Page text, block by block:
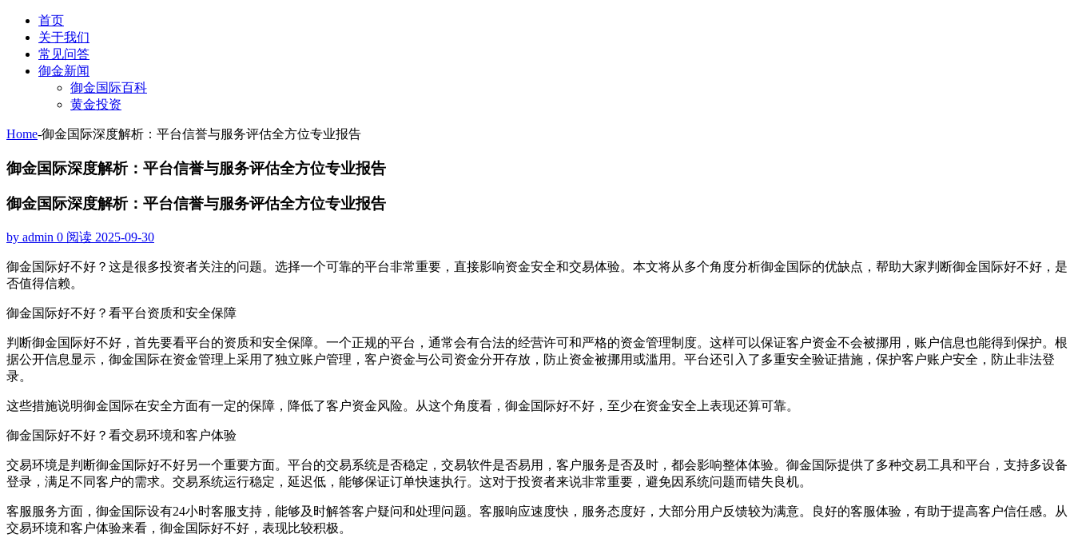
首页
关于我们
常见问答
御金新闻
御金国际百科
黄金投资
Home-御金国际深度解析：平台信誉与服务评估全方位专业报告
御金国际深度解析：平台信誉与服务评估全方位专业报告
御金国际深度解析：平台信誉与服务评估全方位专业报告
by admin 0 阅读 2025-09-30
御金国际好不好？这是很多投资者关注的问题。选择一个可靠的平台非常重要，直接影响资金安全和交易体验。本文将从多个角度分析御金国际的优缺点，帮助大家判断御金国际好不好，是
否值得信赖。
御金国际好不好？看平台资质和安全保障
判断御金国际好不好，首先要看平台的资质和安全保障。一个正规的平台，通常会有合法的经营许可和严格的资金管理制度。这样可以保证客户资金不会被挪用，账户信息也能得到保护。根
据公开信息显示，御金国际在资金管理上采用了独立账户管理，客户资金与公司资金分开存放，防止资金被挪用或滥用。平台还引入了多重安全验证措施，保护客户账户安全，防止非法登
录。
这些措施说明御金国际在安全方面有一定的保障，降低了客户资金风险。从这个角度看，御金国际好不好，至少在资金安全上表现还算可靠。
御金国际好不好？看交易环境和客户体验
交易环境是判断御金国际好不好另一个重要方面。平台的交易系统是否稳定，交易软件是否易用，客户服务是否及时，都会影响整体体验。御金国际提供了多种交易工具和平台，支持多设备
登录，满足不同客户的需求。交易系统运行稳定，延迟低，能够保证订单快速执行。这对于投资者来说非常重要，避免因系统问题而错失良机。
客服服务方面，御金国际设有24小时客服支持，能够及时解答客户疑问和处理问题。客服响应速度快，服务态度好，大部分用户反馈较为满意。良好的客服体验，有助于提高客户信任感。从
交易环境和客户体验来看，御金国际好不好，表现比较积极。